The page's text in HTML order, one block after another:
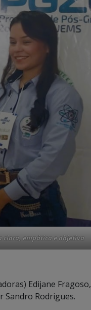
clara, empática e objetiva
Edijane Fragoso,
Sandro Rodrigues.